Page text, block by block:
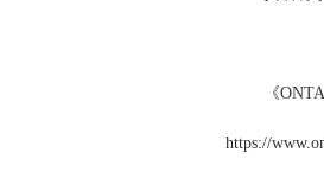
《
https://